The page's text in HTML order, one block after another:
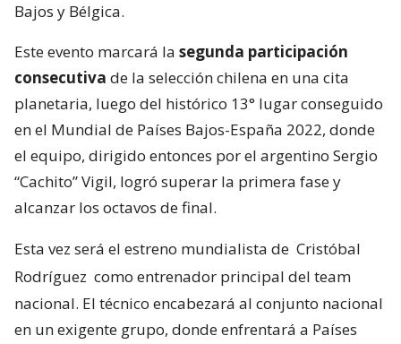
Bajos y Bélgica.
Este evento marcará la segunda participación
consecutiva de la selección chilena en una cita
planetaria, luego del histórico 13° lugar conseguido
en el Mundial de Países Bajos-España 2022, donde
el equipo, dirigido entonces por el argentino Sergio
“Cachito” Vigil, logró superar la primera fase y
alcanzar los octavos de final.
Esta vez será el estreno mundialista de Cristóbal
Rodríguez como entrenador principal del team
nacional. El técnico encabezará al conjunto nacional
en un exigente grupo, donde enfrentará a Países